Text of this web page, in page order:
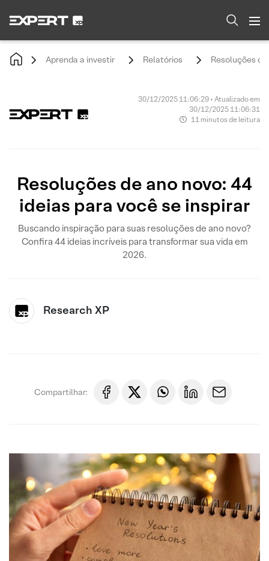
Aprenda a investir Relatórios Resoluções de
30/12/2025 11:06:29 • Atualizado em
30/12/2025 11:06:31
11 minutos de leitura
Resoluções de ano novo: 44
ideias para você se inspirar
Buscando inspiração para suas resoluções de ano novo?
Confira 44 ideias incríveis para transformar sua vida em
2026.
Research XP
Compartilhar: